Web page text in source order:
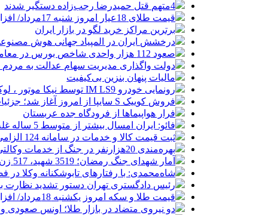
4متهم قتل حمیدرضا رجب‌زاده دستگیر شدند
قیمت طلای 18عیار امروز شنبه 17مرداد/ افزایش قیمت + جدول و جزئیات
برترین مراکز خرید لگو در بازار ایران
درخشش ایران در المپیاد جهانی هوش
صعود 112 هزار واحدی شاخص بورس در معاملات امروز
دولت واگذاری مدیریت سهام عدالت به مردم
مالیات پنهان بنزین بی‌کیفیت
رونمایی خودرو IM LS9 توسط نیکا موتور ، لوکس ترین شاسی بلند EREV در ایران
فروش کوییک S سایپا از امروز آغاز شد؛ جزئیات ثبت‌نام و شرایط
فرار هواپیماها از فرودگاه جده عربستان
فائو: ایران امسال بیشتر از متوسط 5 ساله غله تولید می‌کند
ثبت قیمت کالا و خدمات در سامانه 124 الزامی شد
بهره‌مندی 20هزارنفر در جنگ از خدمات وکالتی/برگزاری آزمون وکالت در آبان
آمار شهدای جنگ رمضان؛ 3519 شهید، 517 زن و 270 دانش‌آموز
شاه‌محمدی: با رفتارهای تابوشکنانه وکلا
رئیس دادگستری تهران دستور تشدید نظارت
قیمت طلا و سکه امروز یکشنبه 18مرداد/ افزایش قیمت ها + جدول و جزئیات
دو نیروی متضاد در بازار طلا؛ اونس صعودی و